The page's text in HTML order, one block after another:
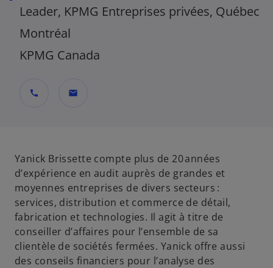
Leader, KPMG Entreprises privées, Québec
Montréal
KPMG Canada
call mail
Yanick Brissette compte plus de 20 années
d’expérience en audit auprès de grandes et
moyennes entreprises de divers secteurs :
services, distribution et commerce de détail,
fabrication et technologies. Il agit à titre de
conseiller d’affaires pour l’ensemble de sa
clientèle de sociétés fermées. Yanick offre aussi
des conseils financiers pour l’analyse des